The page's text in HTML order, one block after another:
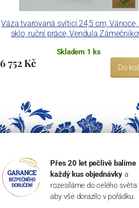
Váza tvarovaná svíticí 24,5 cm,
sklo, ruční práce, Vendula
Skladem 1 ks
6 752 Kč Do
Přes 20 let pečlivě balíme
každý kus objednávky a
rozesíláme do celého světa
aby vše dorazilo v pořádku.